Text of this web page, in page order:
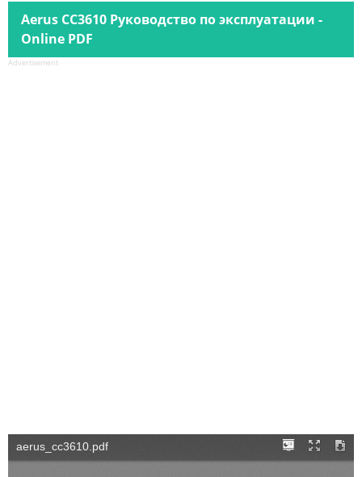
Aerus CC3610 Руководство по эксплуатации -
Online PDF
Advertisement